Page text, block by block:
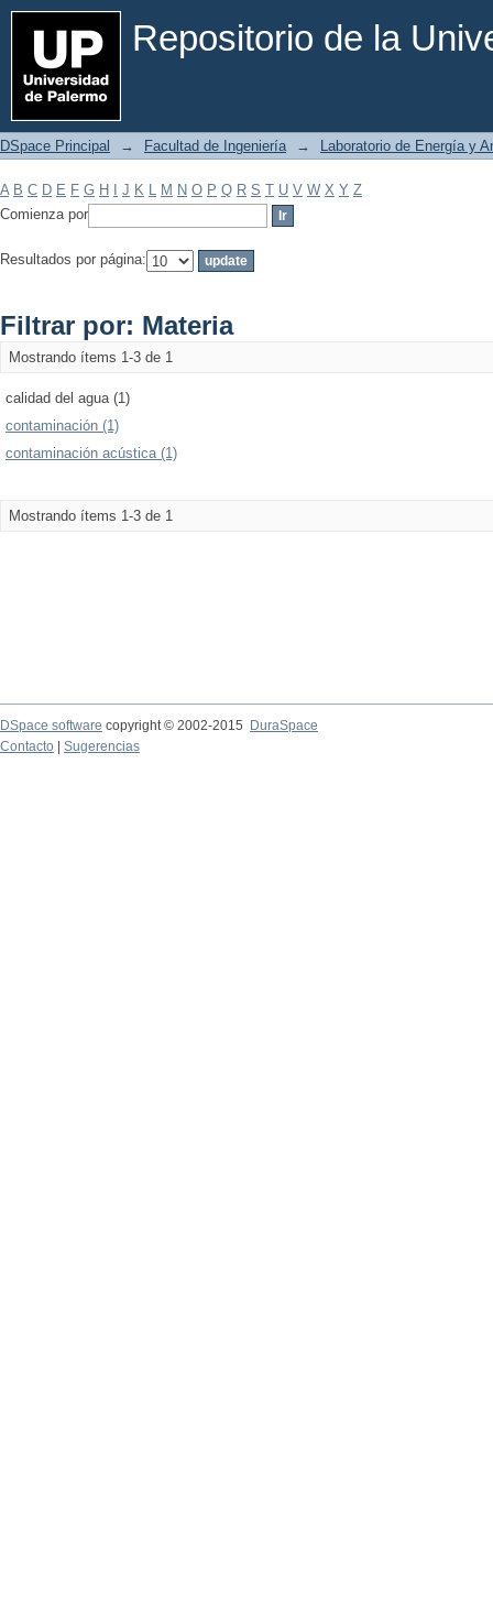
Repositorio de la
Filtrar por: Materia
DSpace Principal → Facultad de Ingeniería → Laboratorio de Energía y
A B C D E F G H J K L M N O P Q R S T U V W X Y Z
Comienza por
Resultados por página:
Filtrar por: Materia
Mostrando ítems 1-3 de 1
calidad del agua (1)
contaminación (1)
contaminación acústica (1)
Mostrando ítems 1-3 de 1
DSpace software copyright © 2002-2015
DuraSpace
Contacto
Sugerencias